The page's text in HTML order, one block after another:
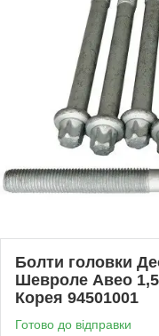
Болти головки
Шевроле Авео 1,5
Корея 94501001
Готово до відправки